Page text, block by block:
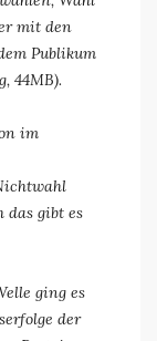
mit den
Publikum
44MB).
im
das gibt es
ging es
der